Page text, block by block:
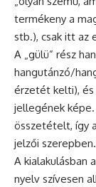
termékeny a
stb.), csak itt az
A „gülü” rész
hangutánzó/
érzetét kelti), és
jellegének
összetételt, így
jelzői szerepben.
A kialakulásban
nyelv szívesen